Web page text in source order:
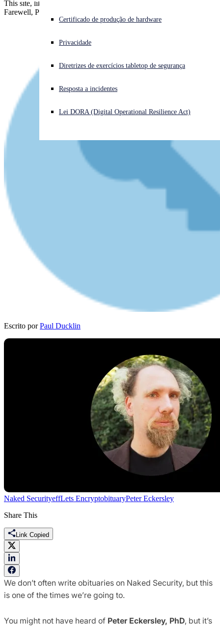
Enfrentando um ataque cibernético? Obtenha ajuda imediata
Português (Brasil) Open language switcher
Certificado de produção de hardware
Privacidade
Diretrizes de exercícios tabletop de segurança
Resposta a incidentes
Lei DORA (Digital Operational Resilience Act)
This site, like millions of others, has a certificate from Let's Encrypt.
Farewell, Peter Eckersley, PhD, who helped make it all possible.
Escrito por Paul Ducklin
Naked SecurityeffLets EncryptobituaryPeter Eckersley
Share This
Link Copied
We don’t often write obituaries on Naked Security, but this
is one of the times we’re going to.
You might not have heard of Peter Eckersley, PhD, but it’s